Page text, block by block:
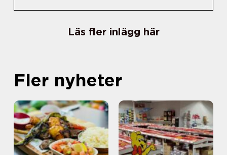
Läs fler inlägg här
Fler nyheter